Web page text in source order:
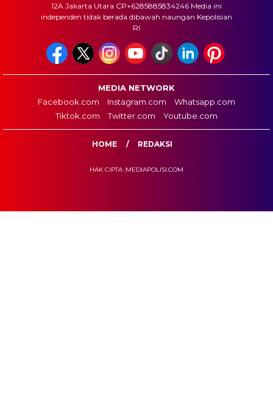
12A Jakarta Utara CP+6285885834246 Media ini
independen tidak berada dibawah naungan Kepolisian
RI
MEDIA NETWORK
Facebook.com
Instagram.com
Whatsapp.com
Tiktok.com
Twitter.com Youtube.com
HOME REDAKSI
HAK CIPTA :MEDIAPOLISI.COM